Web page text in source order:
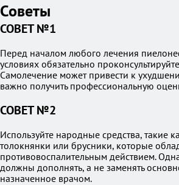
Советы
СОВЕТ №1
Перед началом любого лечения
условиях обязательно
Самолечение может привести к
важно получить профессиональную
СОВЕТ №2
Используйте народные средства, такие
толокнянки или брусники, которые
противовоспалительным действием.
должны дополнять, а не заменять
назначенное врачом.